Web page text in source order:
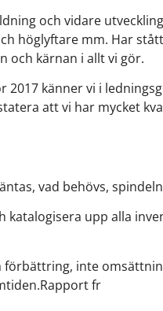
och vidare
höglyftare mm. Har
och kärnan i allt vi gör.
2017 känner vi i
att vi har mycket
vad behövs,
katalogisera upp alla
inte
fr